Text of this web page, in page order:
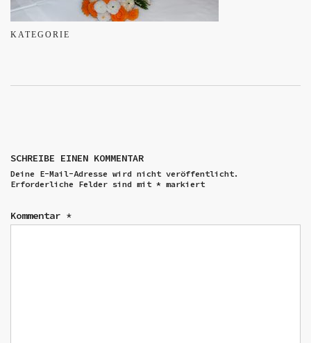
KATEGORIE
SCHREIBE EINEN KOMMENTAR
Deine E-Mail-Adresse wird nicht veröffentlicht.
Erforderliche Felder sind mit * markiert
Kommentar *